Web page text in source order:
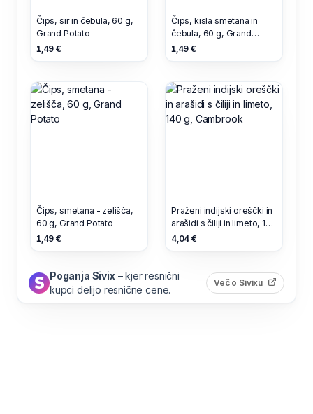
Čips, sir in čebula, 60 g,
Grand Potato
1,49 €
Čips, kisla smetana in
čebula, 60 g, Grand
Potato
1,49 €
Čips, smetana - zelišča,
60 g, Grand Potato
1,49 €
Praženi indijski oreščki in
arašidi s čiliji in limeto, 140
g, Cambrook
4,04 €
Poganja Sivix – kjer resnični
kupci delijo resnične cene.
Več o Sivixu (odpre